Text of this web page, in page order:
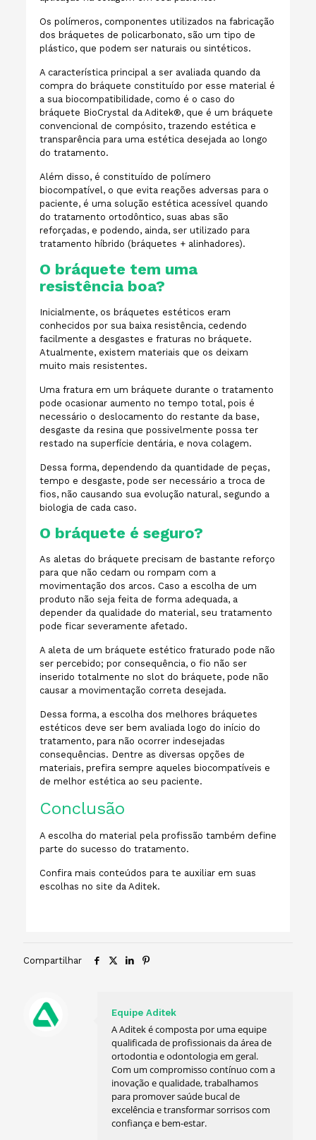
Os polímeros, componentes utilizados na fabricação
dos bráquetes de policarbonato, são um tipo de
plástico, que podem ser naturais ou sintéticos.
A característica principal a ser avaliada quando da
compra do bráquete constituído por esse material é
a sua biocompatibilidade, como é o caso do
bráquete BioCrystal da Aditek®, que é um bráquete
convencional de compósito, trazendo estética e
transparência para uma estética desejada ao longo
do tratamento.
Além disso, é constituído de polímero
biocompatível, o que evita reações adversas para o
paciente, é uma solução estética acessível quando
do tratamento ortodôntico,suas abas são
reforçadas, e podendo, ainda, ser utilizado para
tratamento híbrido (bráquetes + alinhadores).
O bráquete tem uma
resistência boa?
Inicialmente, os bráquetes estéticos eram
conhecidos por sua baixa resistência, cedendo
facilmente a desgastes e fraturas no bráquete.
Atualmente, existem materiais que os deixam
muito mais resistentes.
Uma fratura em um bráquete durante o tratamento
pode ocasionar aumento no tempo total, pois é
necessário o deslocamento do restante da base,
desgaste da resina que possivelmente possa ter
restado na superfície dentária, e nova colagem.
Dessa forma, dependendo da quantidade de peças,
tempo e desgaste, pode ser necessário a troca de
fios, não causando sua evolução natural, segundo a
biologia de cada caso.
O bráquete é seguro?
As aletas do bráquete precisam de bastante reforço
para que não cedam ou rompam com a
movimentação dos arcos. Caso a escolha de um
produto não seja feita de forma adequada, a
depender da qualidade do material, seu tratamento
pode ficar severamente afetado.
A aleta de um bráquete estético fraturado pode não
ser percebido; por consequência, o fio não ser
inserido totalmente no slot do bráquete, pode não
causar a movimentação correta desejada.
Dessa forma, a escolha dos melhores bráquetes
estéticos deve ser bem avaliada logo do início do
tratamento, para não ocorrer indesejadas
consequências. Dentre as diversas opções de
materiais, prefira sempre aqueles biocompatíveis e
de melhor estética ao seu paciente.
Conclusão
A escolha do material pela profissão também define
parte do sucesso do tratamento.
Confira mais conteúdos para te auxiliar em suas
escolhas no site da Aditek.
Compartilhar
Equipe Aditek
A Aditek é composta por uma equipe
qualificada de profissionais da área de
ortodontia e odontologia em geral.
Com um compromisso contínuo com a
inovação e qualidade, trabalhamos
para promover saúde bucal de
excelência e transformar sorrisos com
confiança e bem-estar.